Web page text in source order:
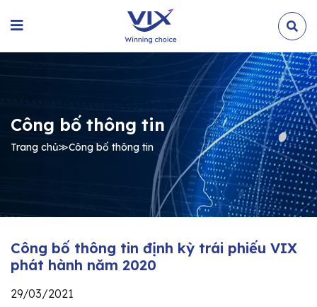
Công bố thông tin
Trang chủ≫Công bố thông tin
Công bố thông tin định kỳ trái phiếu VIX
phát hành năm 2020
29/03/2021